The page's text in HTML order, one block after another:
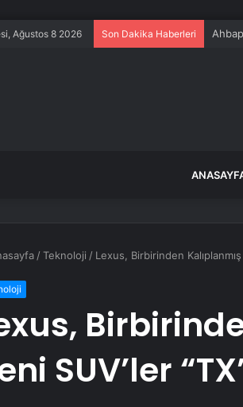
Ağustos 8 2026 Son Dakika Haberleri
/Teknoloji / Lexus, Birbirinden Kalıplanmış
SUV’ler